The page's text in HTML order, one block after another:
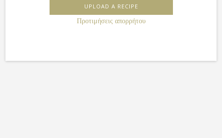
UPLOAD A RECIPE
Προτιμήσεις απορρήτου